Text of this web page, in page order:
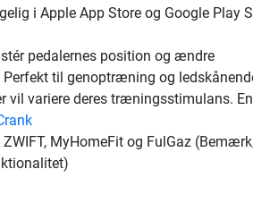
i Apple App Store og Google Play
pedalernes position og ændre
til genoptræning og
vil variere deres træningsstimulans.
MyHomeFit og FulGaz